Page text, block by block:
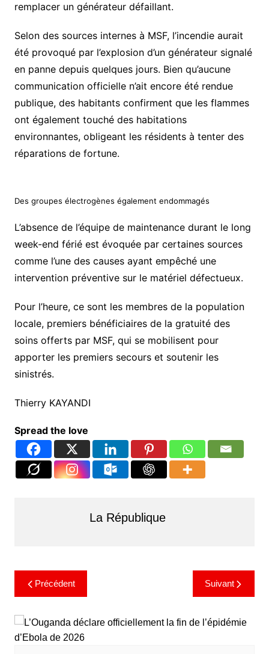
remplacer un générateur défaillant.
​Selon des sources internes à MSF, l’incendie aurait
été provoqué par l’explosion d’un générateur signalé
en panne depuis quelques jours. Bien qu’aucune
communication officielle n’ait encore été rendue
publique, des habitants confirment que les flammes
ont également touché des habitations
environnantes, obligeant les résidents à tenter des
réparations de fortune.
Des groupes électrogènes également endommagés
L’absence de l’équipe de maintenance durant le long
week-end férié est évoquée par certaines sources
comme l’une des causes ayant empêché une
intervention préventive sur le matériel défectueux.
Pour l’heure, ce sont les membres de la population
locale, premiers bénéficiaires de la gratuité des
soins offerts par MSF, qui se mobilisent pour
apporter les premiers secours et soutenir les
sinistrés.
​Thierry KAYANDI
Spread the love
La République
Précédent Suivant